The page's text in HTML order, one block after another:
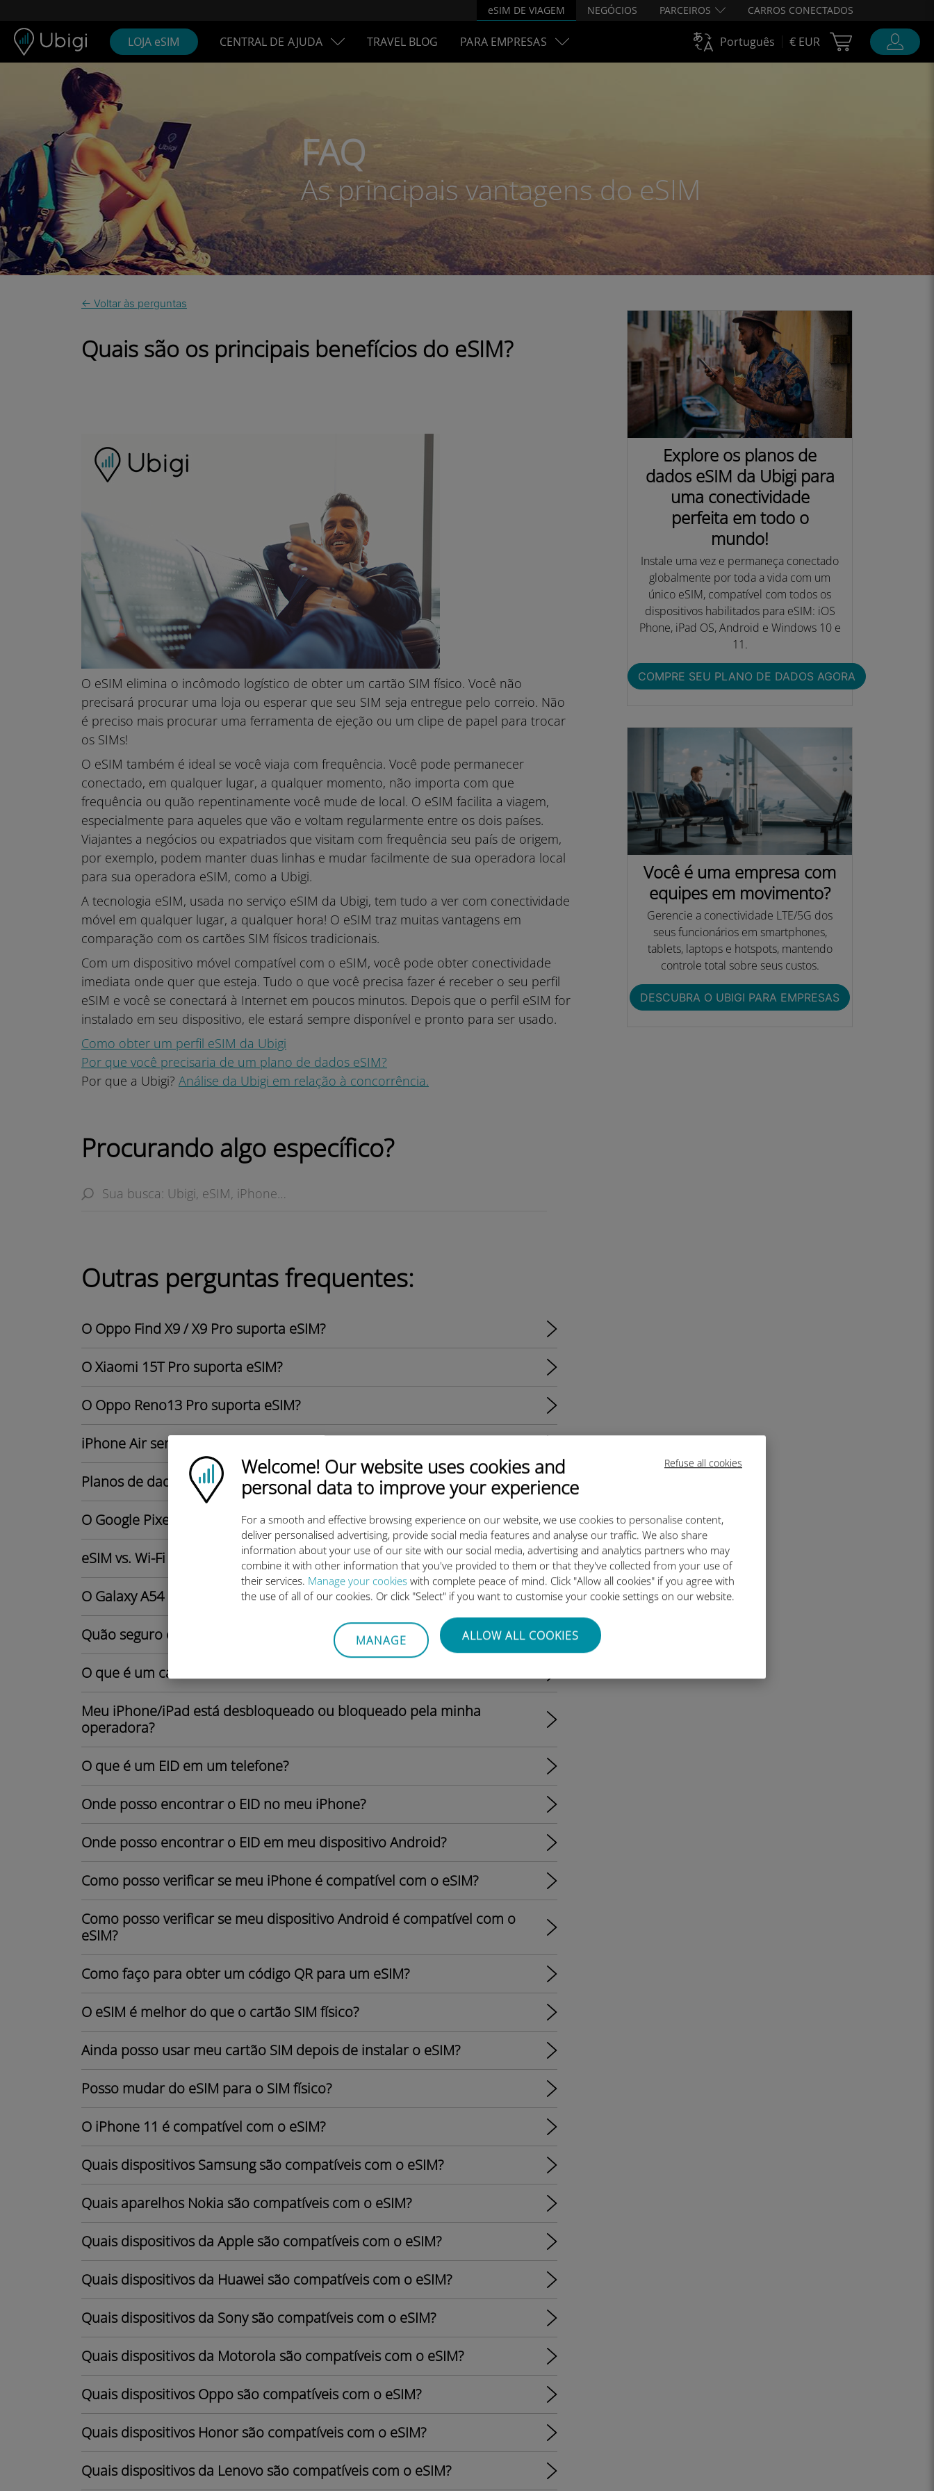
Refuse all cookies
Ubigi logo
Welcome! Our website uses cookies and
personal data to improve your experience
For a smooth and effective browsing experience on our website, we use cookies to personalise content,
deliver personalised advertising, provide social media features and analyse our traffic. We also share
information about your use of our site with our social media, advertising and analytics partners who may
combine it with other information that you've provided to them or that they've collected from your use of
their services. Manage your cookies with complete peace of mind. Click "Allow all cookies" if you agree with
the use of all of our cookies. Or click "Select" if you want to customise your cookie settings on our website.
MANAGE ALLOW ALL COOKIES
eSIM DE VIAGEM NEGÓCIOS PARCEIROS CARROS CONECTADOS
LOJA eSIM CENTRAL DE AJUDA TRAVEL BLOG PARA EMPRESAS Português € EUR Cart Ubigi
FAQ
As principais vantagens do eSIM
← Voltar às perguntas
Quais são os principais benefícios do eSIM?
O eSIM elimina o incômodo logístico de obter um cartão SIM físico. Você não
precisará procurar uma loja ou esperar que seu SIM seja entregue pelo correio. Não
é preciso mais procurar uma ferramenta de ejeção ou um clipe de papel para trocar
os SIMs!
O eSIM também é ideal se você viaja com frequência. Você pode permanecer
conectado, em qualquer lugar, a qualquer momento, não importa com que
frequência ou quão repentinamente você mude de local. O eSIM facilita a viagem,
especialmente para aqueles que vão e voltam regularmente entre os dois países.
Viajantes a negócios ou expatriados que visitam com frequência seu país de origem,
por exemplo, podem manter duas linhas e mudar facilmente de sua operadora local
para sua operadora eSIM, como a Ubigi.
A tecnologia eSIM, usada no serviço eSIM da Ubigi, tem tudo a ver com conectividade
móvel em qualquer lugar, a qualquer hora! O eSIM traz muitas vantagens em
comparação com os cartões SIM físicos tradicionais.
Com um dispositivo móvel compatível com o eSIM, você pode obter conectividade
imediata onde quer que esteja. Tudo o que você precisa fazer é receber o seu perfil
eSIM e você se conectará à Internet em poucos minutos. Depois que o perfil eSIM for
instalado em seu dispositivo, ele estará sempre disponível e pronto para ser usado.
Como obter um perfil eSIM da Ubigi
Por que você precisaria de um plano de dados eSIM?
Por que a Ubigi? Análise da Ubigi em relação à concorrência.
Procurando algo específico?
Outras perguntas frequentes:
O Oppo Find X9 / X9 Pro suporta eSIM?
O Xiaomi 15T Pro suporta eSIM?
O Oppo Reno13 Pro suporta eSIM?
iPhone Air sem cartão SIM físico: Tudo o que você precisa saber
Planos de dados eSIM para iPhone 16 e Ubigi
O Google Pixel 8 é compatível com o eSIM?
eSIM vs. Wi-Fi pocket: Qual é a melhor opção?
O Galaxy A54 5G é compatível com o eSIM?
Quão seguro é um eSIM?
O que é um cartão eSIM?
Meu iPhone/iPad está desbloqueado ou bloqueado pela minha
operadora?
O que é um EID em um telefone?
Onde posso encontrar o EID no meu iPhone?
Onde posso encontrar o EID em meu dispositivo Android?
Como posso verificar se meu iPhone é compatível com o eSIM?
Como posso verificar se meu dispositivo Android é compatível com o
eSIM?
Como faço para obter um código QR para um eSIM?
O eSIM é melhor do que o cartão SIM físico?
Ainda posso usar meu cartão SIM depois de instalar o eSIM?
Posso mudar do eSIM para o SIM físico?
O iPhone 11 é compatível com o eSIM?
Quais dispositivos Samsung são compatíveis com o eSIM?
Quais aparelhos Nokia são compatíveis com o eSIM?
Quais dispositivos da Apple são compatíveis com o eSIM?
Quais dispositivos da Huawei são compatíveis com o eSIM?
Quais dispositivos da Sony são compatíveis com o eSIM?
Quais dispositivos da Motorola são compatíveis com o eSIM?
Quais dispositivos Oppo são compatíveis com o eSIM?
Quais dispositivos Honor são compatíveis com o eSIM?
Quais dispositivos da Lenovo são compatíveis com o eSIM?
Explore os planos de
dados eSIM da Ubigi para
uma conectividade
perfeita em todo o
mundo!
Instale uma vez e permaneça conectado
globalmente por toda a vida com um
único eSIM, compatível com todos os
dispositivos habilitados para eSIM: iOS
Phone, iPad OS, Android e Windows 10 e
11.
COMPRE SEU PLANO DE DADOS AGORA​
Você é uma empresa com
equipes em movimento?
Gerencie a conectividade LTE/5G dos
seus funcionários em smartphones,
tablets, laptops e hotspots, mantendo
controle total sobre seus custos.
DESCUBRA O UBIGI PARA EMPRESAS